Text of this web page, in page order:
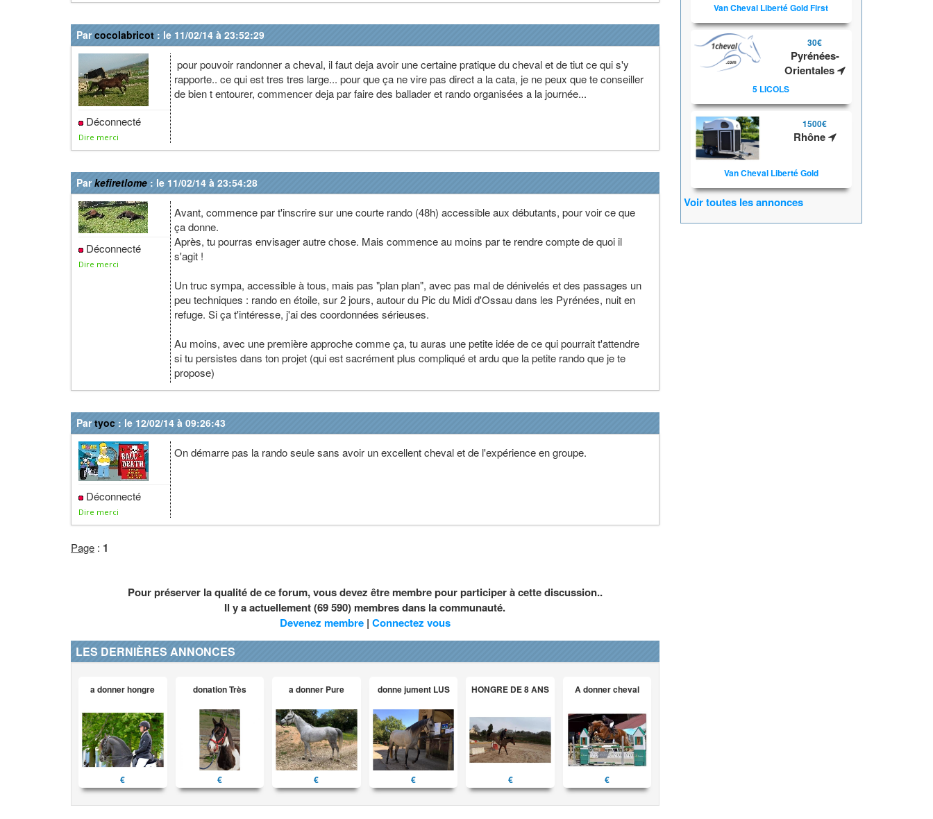
Parcocolabricot : le 11/02/14 à 23:52:29
Déconnecté
Dire merci
pour pouvoir randonner a cheval, il faut deja avoir une certaine pratique du cheval et de tiut ce qui s'y
rapporte.. ce qui est tres tres large... pour que ça ne vire pas direct a la cata, je ne peux que te conseiller
de bien t entourer, commencer deja par faire des ballader et rando organisées a la journée...
Parkefiretlome : le 11/02/14 à 23:54:28
Déconnecté
Dire merci
Avant, commence par t'inscrire sur une courte rando (48h) accessible aux débutants, pour voir ce que
ça donne.
Après, tu pourras envisager autre chose. Mais commence au moins par te rendre compte de quoi il
s'agit !
Un truc sympa, accessible à tous, mais pas "plan plan", avec pas mal de dénivelés et des passages un
peu techniques : rando en étoile, sur 2 jours, autour du Pic du Midi d'Ossau dans les Pyrénées, nuit en
refuge. Si ça t'intéresse, j'ai des coordonnées sérieuses.
Au moins, avec une première approche comme ça, tu auras une petite idée de ce qui pourrait t'attendre
si tu persistes dans ton projet (qui est sacrément plus compliqué et ardu que la petite rando que je te
propose)
Partyoc : le 12/02/14 à 09:26:43
Déconnecté
Dire merci
On démarre pas la rando seule sans avoir un excellent cheval et de l'expérience en groupe.
Page : 1
Pour préserver la qualité de ce forum, vous devez être membre pour participer à cette discussion..
Il y a actuellement (69 590) membres dans la communauté.
Devenez membre| Connectez vous
LES DERNIÈRES ANNONCES
a donner hongre
€
donation Très
€
a donner Pure
€
donne jument LUS
€
HONGRE DE 8 ANS
€
A donner cheval
€
Van Cheval Liberté Gold First
30€
Pyrénées-
Orientales
5 LICOLS
1500€
Rhône
Van Cheval Liberté Gold
Voir toutes les annonces